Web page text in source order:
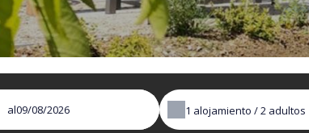
al 1 alojamiento /2 adultos